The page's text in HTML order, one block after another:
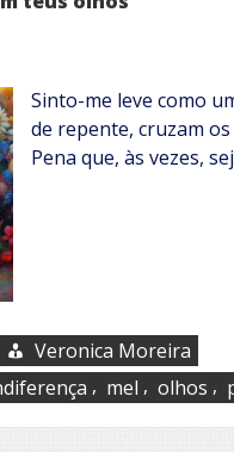
Sinto-me leve como
de repente, cruzam
Pena que, às vezes,
Veronica Moreira
, mel , olhos ,